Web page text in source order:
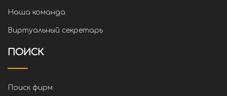
Наша команда
Виртуальный секретарь
ПОИСК
Поиск фирм